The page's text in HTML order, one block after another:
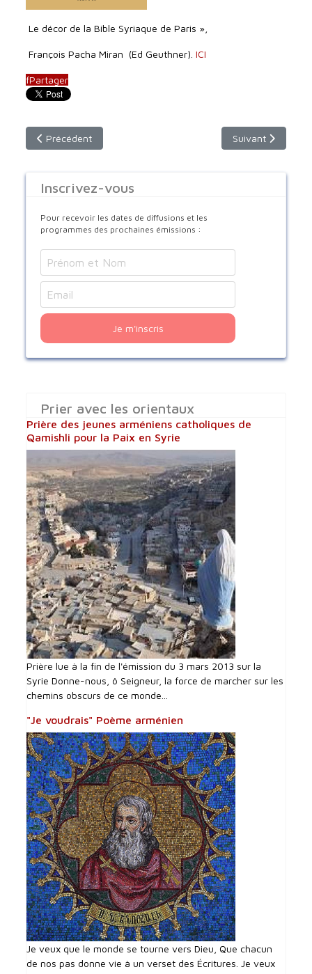
Le décor de la Bible Syriaque de Paris »,
François Pacha Miran (Ed Geuthner).ICI
fPartager
Article précédent : Dimanche 11 octobre 2020 à 9h30 -
Précédent Article suivant :
Suivant
Inscrivez-vous
Pour recevoir les dates de diffusions et les
programmes des prochaines émissions :
Je m'inscris
Prier avec les orientaux
Prière des jeunes arméniens catholiques de
Qamishli pour la Paix en Syrie
Prière lue à la fin de l'émission du 3 mars 2013 sur la
Syrie Donne-nous, ô Seigneur, la force de marcher sur les
chemins obscurs de ce monde...
"Je voudrais" Poème arménien
Je veux que le monde se tourne vers Dieu, Que chacun
de nos pas donne vie à un verset des Écritures. Je veux